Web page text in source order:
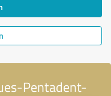
Pentadent-